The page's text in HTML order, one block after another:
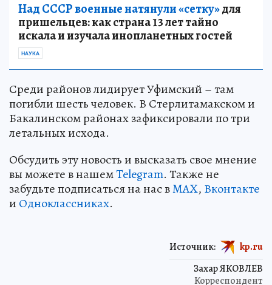
Над СССР военные натянули «сетку»для
пришельцев: как страна 13 лет тайно
искала и изучала инопланетных гостей
НАУКА
Среди районов лидирует Уфимский – там
погибли шесть человек. В Стерлитамакском и
Бакалинском районах зафиксировали по три
летальных исхода.
Обсудить эту новость и высказать свое мнение
вы можете в нашемTelegram. Также не
забудьте подписаться на нас вMAX, Вконтакте
и Одноклассниках.
Захар ЯКОВЛЕВ
Корреспондент
Источник: kp.ru